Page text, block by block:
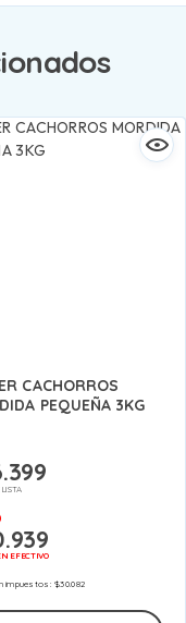
CACHORROS
PEQUEÑA 3KG
LISTA
EFECTIVO
impuestos:$30.082